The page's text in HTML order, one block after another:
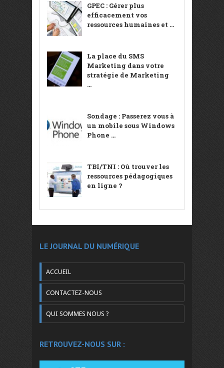
GPEC : Gérer plus
efficacement vos
ressources humaines et ...
La place du SMS
Marketing dans votre
stratégie de Marketing
...
Sondage : Passerez vous à
un mobile sous Windows
Phone ...
TBI/TNI : Où trouver les
ressources pédagogiques
en ligne ?
LE JOURNAL DU NUMÉRIQUE
ACCUEIL
CONTACTEZ-NOUS
QUI SOMMES NOUS ?
RETROUVEZ-NOUS SUR :